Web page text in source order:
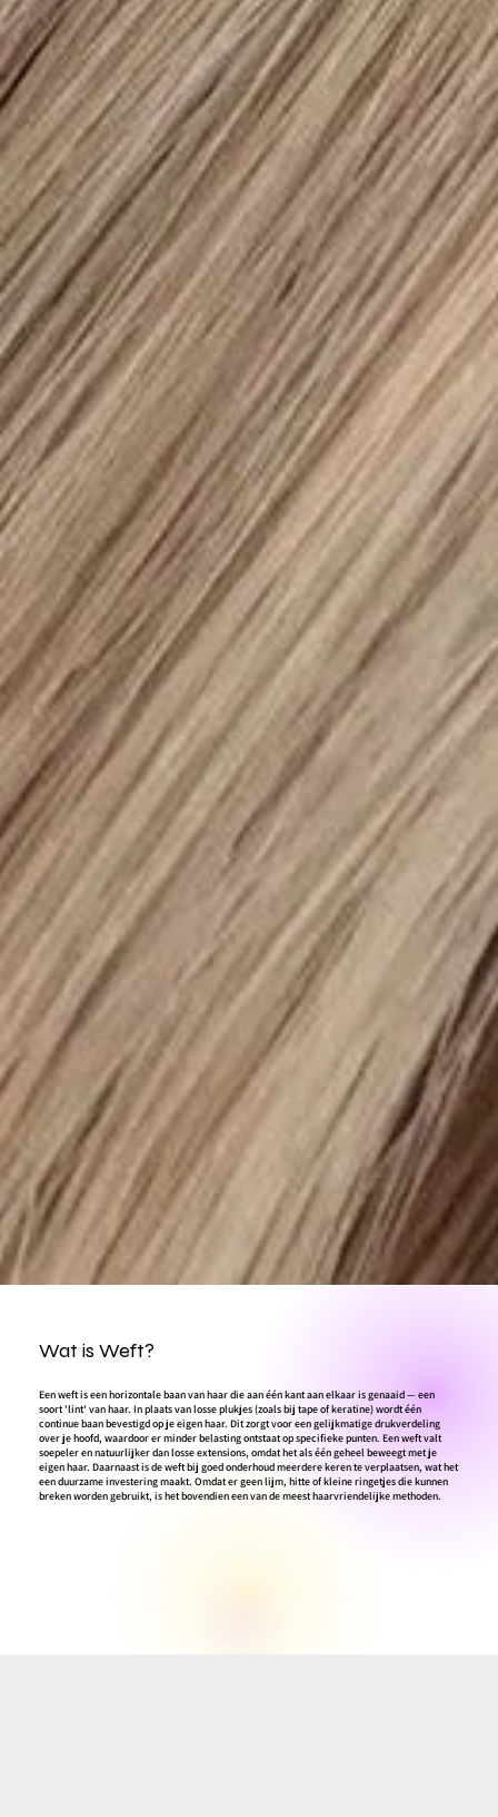
Wat is Weft?
Een weft is een horizontale baan van haar die aan één kant aan elkaar is genaaid — een
soort 'lint' van haar. In plaats van losse plukjes (zoals bij tape of keratine) wordt één
continue baan bevestigd op je eigen haar. Dit zorgt voor een gelijkmatige drukverdeling
over je hoofd, waardoor er minder belasting ontstaat op specifieke punten. Een weft valt
soepeler en natuurlijker dan losse extensions, omdat het als één geheel beweegt met je
eigen haar. Daarnaast is de weft bij goed onderhoud meerdere keren te verplaatsen, wat het
een duurzame investering maakt. Omdat er geen lijm, hitte of kleine ringetjes die kunnen
breken worden gebruikt, is het bovendien een van de meest haarvriendelijke methoden.